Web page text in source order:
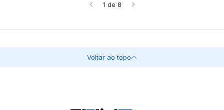
1 de 8
Voltar ao topo